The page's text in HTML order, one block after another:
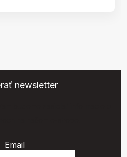
newsletter
Email